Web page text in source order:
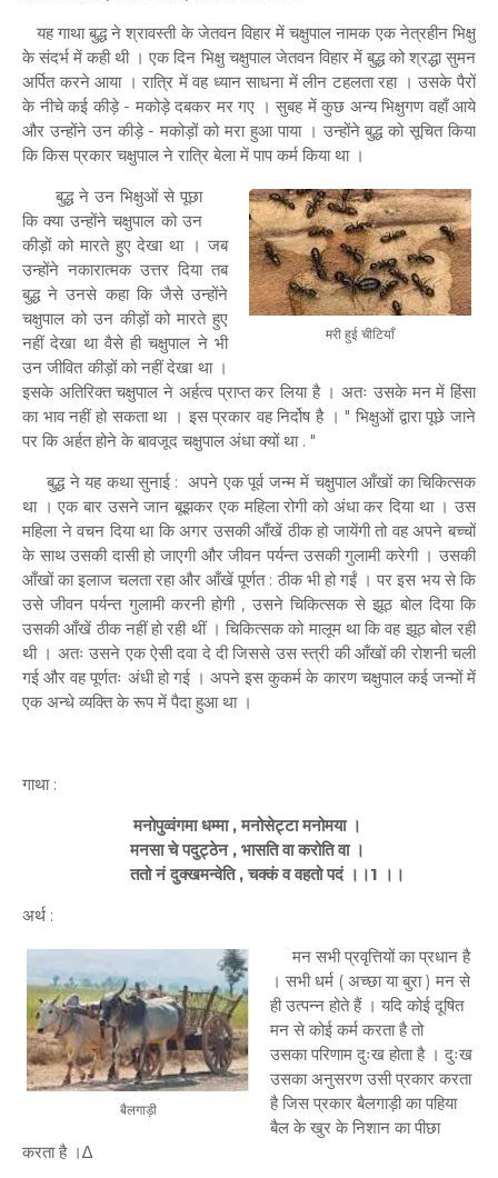
यह गाथा बुद्ध ने श्रावस्ती के जेतवन विहार में चक्षुपाल नामक एक नेत्रहीन भिक्षु
के संदर्भ में कही थी । एक दिन भिक्षु चक्षुपाल जेतवन विहार में बुद्ध को श्रद्धा सुमन
अर्पित करने आया । रात्रि में वह ध्यान साधना में लीन टहलता रहा । उसके पैरों
के नीचे कई कीड़े - मकोड़े दबकर मर गए । सुबह में कुछ अन्य भिक्षुगण वहाँ आये
और उन्होंने उन कीड़े - मकोड़ों को मरा हुआ पाया । उन्होंने बुद्ध को सूचित किया
कि किस प्रकार चक्षुपाल ने रात्रि बेला में पाप कर्म किया था ।
मरी हुई चीटियाँ
बुद्ध ने उन भिक्षुओं से पूछा
कि क्या उन्होंने चक्षुपाल को उन
कीड़ों को मारते हुए देखा था । जब
उन्होंने नकारात्मक उत्तर दिया तब
बुद्ध ने उनसे कहा कि जैसे उन्होंने
चक्षुपाल को उन कीड़ों को मारते हुए
नहीं देखा था वैसे ही चक्षुपाल ने भी
उन जीवित कीड़ों को नहीं देखा था ।
इसके अतिरिक्त चक्षुपाल ने अर्हत्व प्राप्त कर लिया है । अतः उसके मन में हिंसा
का भाव नहीं हो सकता था । इस प्रकार वह निर्दोष है । " भिक्षुओं द्वारा पूछे जाने
पर कि अर्हत होने के बावजूद चक्षुपाल अंधा क्यों था . "
बुद्ध ने यह कथा सुनाई : अपने एक पूर्व जन्म में चक्षुपाल आँखों का चिकित्सक
था । एक बार उसने जान बूझकर एक महिला रोगी को अंधा कर दिया था । उस
महिला ने वचन दिया था कि अगर उसकी आँखें ठीक हो जायेंगी तो वह अपने बच्चों
के साथ उसकी दासी हो जाएगी और जीवन पर्यन्त उसकी गुलामी करेगी । उसकी
आँखों का इलाज चलता रहा और आँखें पूर्णत : ठीक भी हो गईं । पर इस भय से कि
उसे जीवन पर्यन्त गुलामी करनी होगी , उसने चिकित्सक से झूठ बोल दिया कि
उसकी आँखें ठीक नहीं हो रही थीं । चिकित्सक को मालूम था कि वह झूठ बोल रही
थी । अतः उसने एक ऐसी दवा दे दी जिससे उस स्त्री की आँखों की रोशनी चली
गई और वह पूर्णतः अंधी हो गई । अपने इस कुकर्म के कारण चक्षुपाल कई जन्मों में
एक अन्धे व्यक्ति के रूप में पैदा हुआ था ।
गाथा :
मनोपुव्वंगमा धम्मा , मनोसेट्टा मनोमया ।
मनसा चे पदुट्ठेन , भासति वा करोति वा ।
ततो नं दुक्खमन्वेति , चक्कं व वहतो पदं।।1 ।।
अर्थ :
बैलगाड़ी
मन सभी प्रवृत्तियों का प्रधान है
। सभी धर्म ( अच्छा या बुरा ) मन से
ही उत्पन्न होते हैं । यदि कोई दूषित
मन से कोई कर्म करता है तो
उसका परिणाम दुःख होता है । दुःख
उसका अनुसरण उसी प्रकार करता
है जिस प्रकार बैलगाड़ी का पहिया
बैल के खुर के निशान का पीछा
करता है ।∆